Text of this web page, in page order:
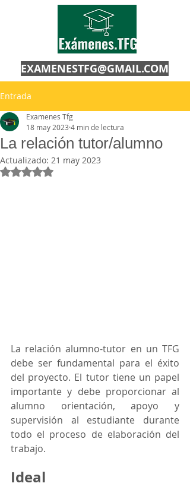
EXAMENESTFG@GMAIL.COM
Entrada
La relación tutor/alumno
Examenes Tfg
18 may 2023 4 min de lectura
Actualizado: 21 may 2023
Obtuvo NaN de 5 estrellas.
La relación alumno-tutor en un TFG
debe ser fundamental para el éxito
del proyecto. El tutor tiene un papel
importante y debe proporcionar al
alumno orientación, apoyo y
supervisión al estudiante durante
todo el proceso de elaboración del
trabajo.
Ideal